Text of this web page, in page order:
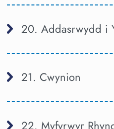
20. Addasrwydd i
21. Cwynion
22. Myfyrwyr